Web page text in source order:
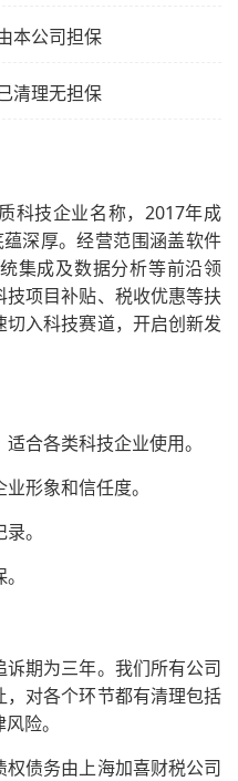
本公司担保
清理无担保
科技企业名称，2017年成
深厚。经营范围涵盖软件
集成及数据分析等前沿领
项目补贴、税收优惠等扶
入科技赛道，开启创新发
合各类科技企业使用。
形象和信任度。
。
期为三年。我们所有公司
对各个环节都有清理包括
险。
债务由上海加喜财税公司